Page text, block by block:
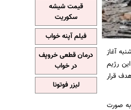
آغاز
رژیم
قرار
صورت
قیمت شیشه
سکوریت
فیلم آپنه خواب
درمان قطعی خروپف
در خواب
لیزر فوتونا